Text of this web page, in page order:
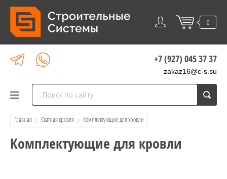
0
+7 (927) 045 37 37
zakaz16@c-s.su
Главная Скатная кровля
  Комплектующие для кровли
Комплектующие для кровли